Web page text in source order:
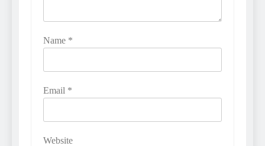
Name *
Email *
Website